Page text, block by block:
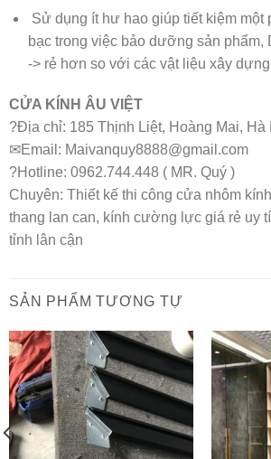
Sử dụng ít hư hao giúp tiết kiệm một
bạc trong việc bảo dưỡng sản phẩm,
-> rẻ hơn so với các vật liệu xây
CỬA KÍNH ÂU VIỆT
?Địa chỉ: 185 Thịnh Liệt, Hoàng Mai, Hà
✉Email: Maivanquy8888@gmail.com
?Hotline: 0962.744.448 ( MR. Quý )
Chuyên: Thiết kế thi công cửa nhôm
thang lan can, kính cường lực giá rẻ uy
tỉnh lân cận
SẢN PHẨM TƯƠNG TỰ